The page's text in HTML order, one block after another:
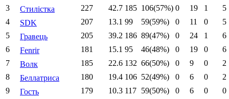
3
Стилістка 227 42.7 185 106(57%) 0 19 1
5
4
SDK 207 13.1 99 59(59%) 0 11 0
5
5
Гравець 205 39.2 186 89(47%) 0 24 1
6
6
Fenrir 181 15.1 95 46(48%) 0 19 0
6
7
Волк 185 22.6 132 66(50%) 0 9 0
2
8
Беллатриса 180 19.4 106 52(49%) 0 6 0
2
9
Гость 179 10.3 117 59(50%) 0 6 0
0